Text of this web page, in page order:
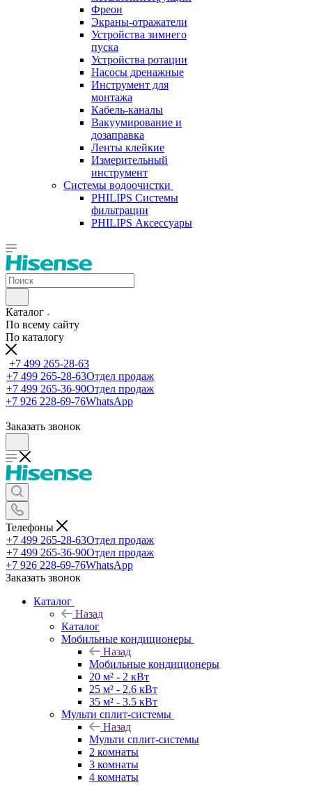
Фреон
Экраны-отражатели
Устройства зимнего
пуска
Устройства ротации
Насосы дренажные
Инструмент для
монтажа
Кабель-каналы
Вакуумирование и
дозаправка
Ленты клейкие
Измерительный
инструмент
Системы водоочистки
PHILIPS Системы
фильтрации
PHILIPS Аксессуары
Каталог
По всему сайту
По каталогу
+7 499 265-28-63
+7 499 265-28-63Отдел продаж
+7 499 265-36-90Отдел продаж
+7 926 228-69-76WhatsApp
Заказать звонок
Телефоны
+7 499 265-28-63Отдел продаж
+7 499 265-36-90Отдел продаж
+7 926 228-69-76WhatsApp
Заказать звонок
Каталог
Назад
Каталог
Мобильные кондиционеры
Назад
Мобильные кондиционеры
20 м² - 2 кВт
25 м² - 2.6 кВт
35 м² - 3.5 кВт
Мульти сплит-системы
Назад
Мульти сплит-системы
2 комнаты
3 комнаты
4 комнаты